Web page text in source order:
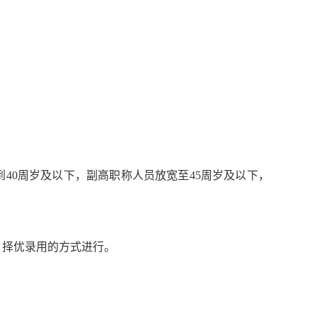
周岁及以下，副高职称人员放宽至45周岁及以下，
优录用的方式进行。